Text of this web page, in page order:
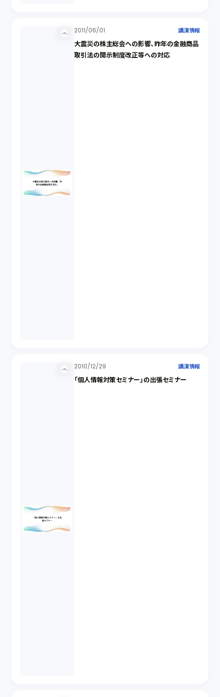
2011/06/01 講演情報
大震災の株主総会への影響、昨年の金融商品
取引法の開示制度改正等への対応
2010/12/29 講演情報
「個人情報対策セミナー」の出張セミナー